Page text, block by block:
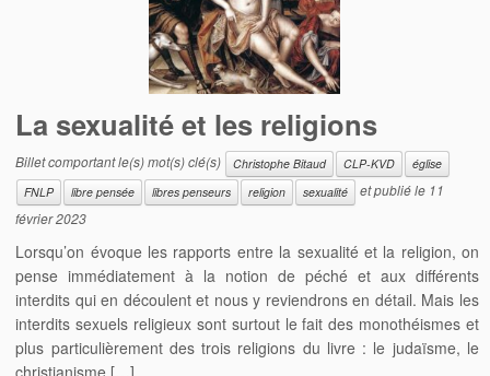
La sexualité et les religions
Billet comportant le(s) mot(s) clé(s) Christophe Bitaud CLP-KVD
église
FNLP
libre pensée libres penseurs religion sexualité et publié le 11
février 2023
Lorsqu’on évoque les rapports entre la sexualité et la religion, on
pense immédiatement à la notion de péché et aux différents
interdits qui en découlent et nous y reviendrons en détail. Mais les
interdits sexuels religieux sont surtout le fait des monothéismes et
plus particulièrement des trois religions du livre : le judaïsme, le
christianisme […]